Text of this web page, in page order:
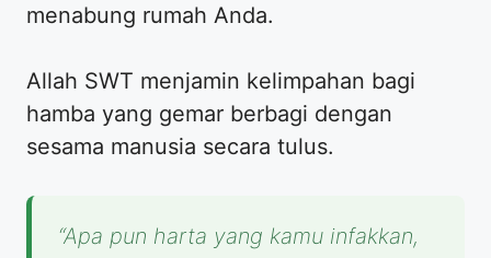
menabung rumah Anda.
Allah SWT menjamin kelimpahan bagi
hamba yang gemar berbagi dengan
sesama manusia secara tulus.
“Apa pun harta yang kamu infakkan,